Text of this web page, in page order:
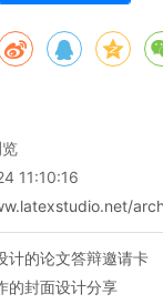
11:10:16
计的论文答辩邀请卡
的封面设计分享